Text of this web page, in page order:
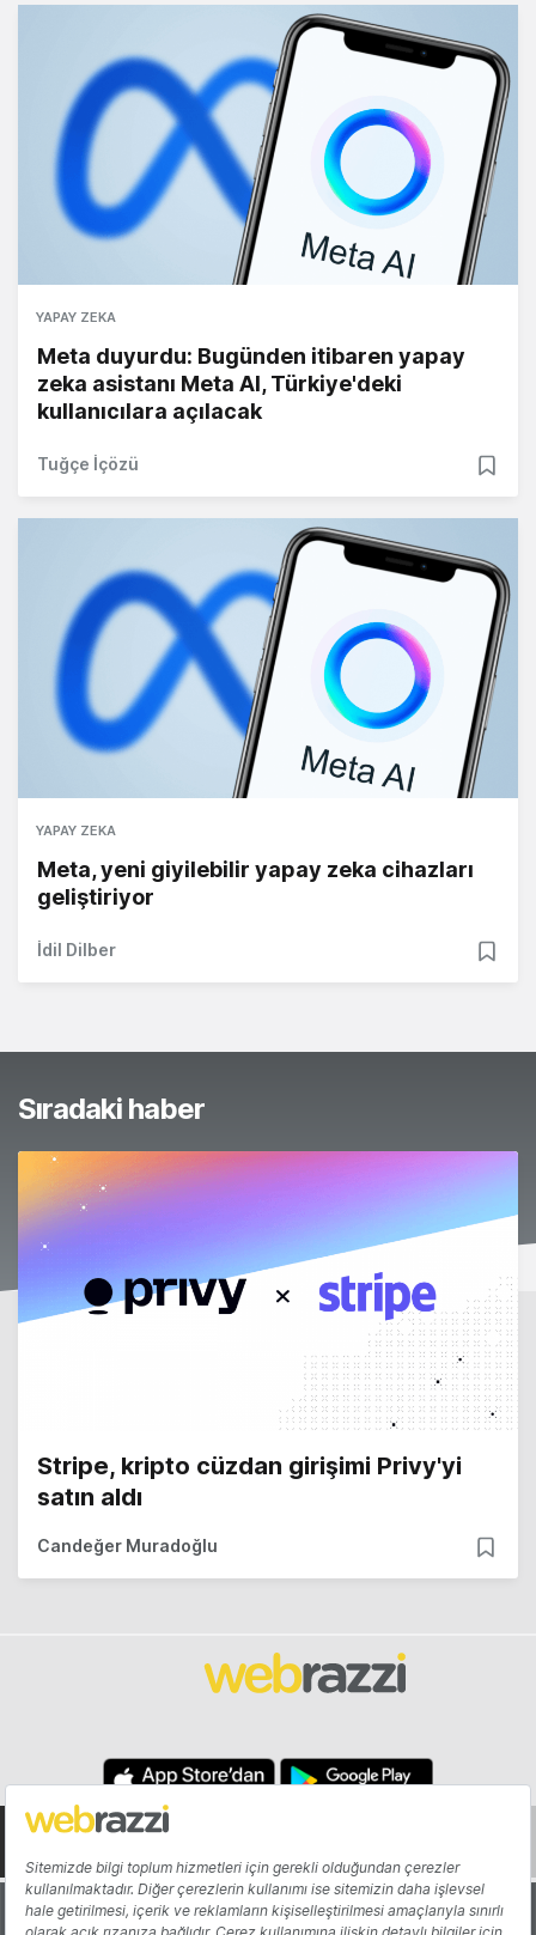
YAPAY ZEKA
Meta duyurdu: Bugünden itibaren yapay
zeka asistanı Meta AI, Türkiye'deki
kullanıcılara açılacak
Tuğçe İçözü
YAPAY ZEKA
Meta, yeni giyilebilir yapay zeka cihazları
geliştiriyor
İdil Dilber
Sıradaki haber
Stripe, kripto cüzdan girişimi Privy'yi
satın aldı
Candeğer Muradoğlu
Hakkında Yazarlar